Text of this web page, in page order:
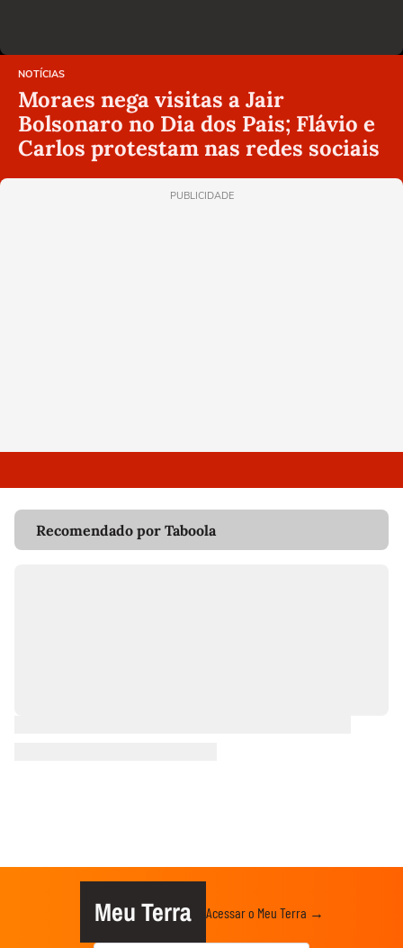
NOTÍCIAS
Moraes nega visitas a Jair
Bolsonaro no Dia dos Pais; Flávio e
Carlos protestam nas redes sociais
PUBLICIDADE
Recomendado por Taboola
Meu Terra Acessar o Meu Terra →